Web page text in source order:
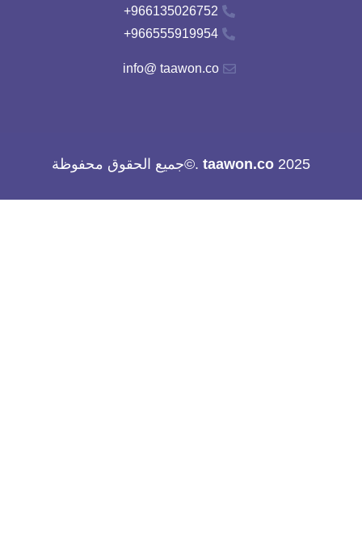
966135026752+
966555919954+
info@ taawon.co
2025
taawon.co.©جميع الحقوق محفوظة